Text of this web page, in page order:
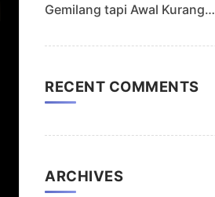
Gemilang tapi Awal Kurang…
RECENT COMMENTS
ARCHIVES